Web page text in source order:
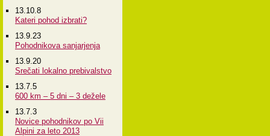
13.10.8
Kateri pohod izbrati?
13.9.23
Pohodnikova sanjarjenja
13.9.20
Srečati lokalno prebivalstvo
13.7.5
600 km – 5 dni – 3 dežele
13.7.3
Novice pohodnikov po Vii
Alpini za leto 2013